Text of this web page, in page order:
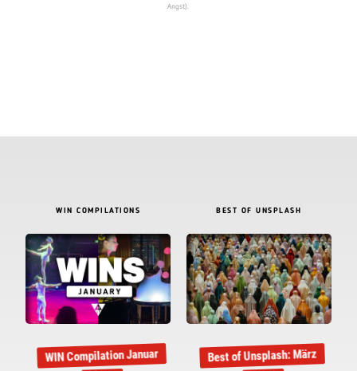
Angst).
WIN COMPILATIONS
WIN Compilation Januar
BEST OF UNSPLASH
Best of Unsplash: März